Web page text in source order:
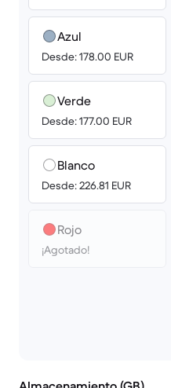
Azul
Desde: 178.00 EUR
Verde
Desde: 177.00 EUR
Blanco
Desde: 226.81 EUR
Rojo
¡Agotado!